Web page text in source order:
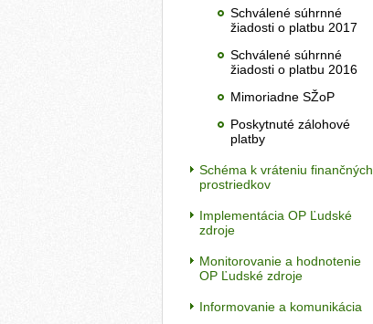
Schválené súhrnné
žiadosti o platbu 2017
Schválené súhrnné
žiadosti o platbu 2016
Mimoriadne SŽoP
Poskytnuté zálohové
platby
Schéma k vráteniu finančných
prostriedkov
Implementácia OP Ľudské
zdroje
Monitorovanie a hodnotenie
OP Ľudské zdroje
Informovanie a komunikácia